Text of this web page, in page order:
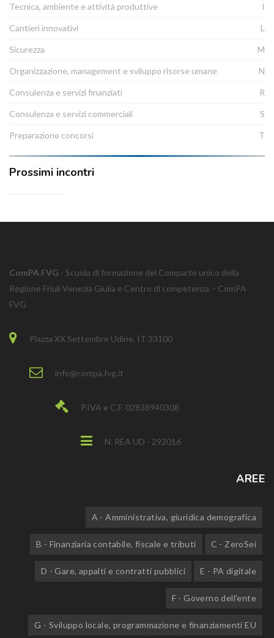
Tecnica, ambiente e attività produttive I
Cantieri innovativi L
Sicurezza M
Organizzazione, management e sviluppo risorse umane N
Consulenza e servizi finanziati R
Consulenza e servizi commerciali S
Preparazione concorsi T
Prossimi incontri
ComPA FVG - Scuola di formazione del Comparto unico della
Regione Friuli Venezia Giulia e Centro di competenza – ComPA
FVG
Piazza XX Settembre Udine, IT 33100
info@compa.fvg.it
P.IVA e C.F. 02838940308
N. REA UD - 292016
AREE
A - Amministrativa, giuridica demografica
B - Finanziaria contabile, fiscale e tributi C - ZeroSei
D - Gare, appalti e contratti pubblici E - PA digitale
F - Governo dell'ente
G - Sviluppo locale, programmazione e finanziamenti EU